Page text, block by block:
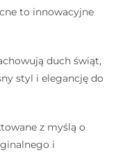
to innowacyjne
duch świąt,
styl i elegancję do
z myślą o
i